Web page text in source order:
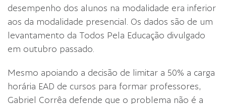
desempenho dos alunos na modalidade era inferior
aos da modalidade presencial. Os dados são de um
levantamento da Todos Pela Educação divulgado
em outubro passado.
Mesmo apoiando a decisão de limitar a 50% a carga
horária EAD de cursos para formar professores,
Gabriel Corrêa defende que o problema não é a